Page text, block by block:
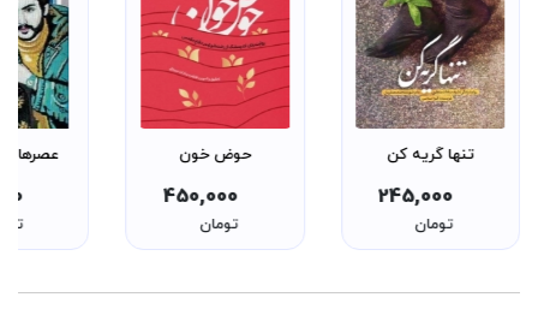
تنها گریه کن
245,000
تومان
حوض خون
450,000
تومان
عصرهای